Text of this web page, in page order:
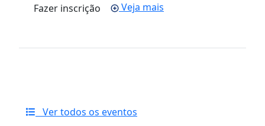
Fazer inscrição Veja mais
Ver todos os eventos